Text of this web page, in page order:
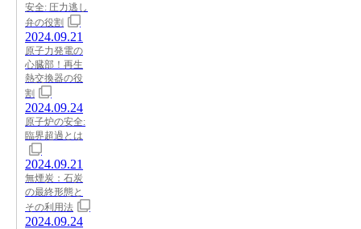
安全: 圧力逃し
弁の役割
2024.09.21
原子力発電の
心臓部！再生
熱交換器の役
割
2024.09.24
原子炉の安全:
臨界超過とは
2024.09.21
無煙炭：石炭
の最終形態と
その利用法
2024.09.24